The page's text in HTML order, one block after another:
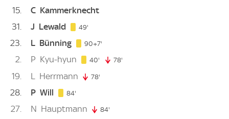
15
C Kammerknecht
31
J Lewald 49'
23 L Bünning 90+7'
2 P Kyu-hyun 40' 40. minute
78'
19 L Herrmann 78'
28 P Will 84'
27 N Hauptmann 84'